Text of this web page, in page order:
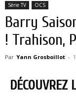
Série TV OCS
Barry
! Trahison,
Par Yann Grosboillot -
DÉCOUVREZ